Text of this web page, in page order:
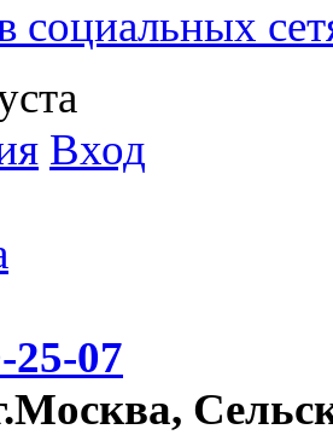
социальных
Вход
25-07